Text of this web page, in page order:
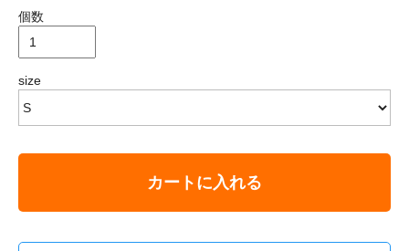
個数
size
カートに入れる